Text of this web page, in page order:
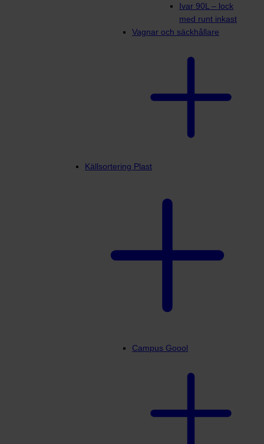
Ivar 90L – lock
med runt inkast
Vagnar och säckhållare
Källsortering Plast
Campus Goool